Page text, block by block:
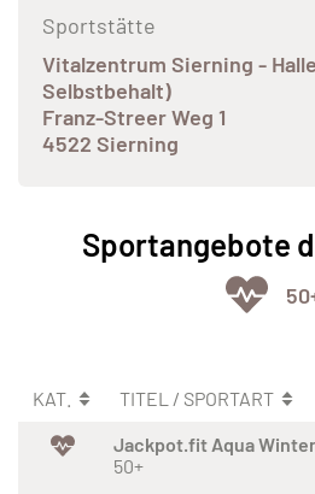
Sportstätte
Vitalzentrum Sierning -
Selbstbehalt)
Franz-Streer Weg 1
4522 Sierning
Sportangebote
KAT. TITEL / SPORTART
Jackpot.fit Aqua
50+